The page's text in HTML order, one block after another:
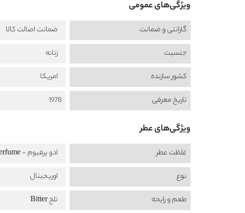
ویژگی‌های عمومی
گارانتی و ضمانت
ضمانت اصالت کالا
جنسیت
زنانه
کشور سازنده
امریکا
تاریخ معرفی
1978
ویژگی‌های عطر
غلظت عطر
ادو پرفیوم - Eau de Perfume
نوع
اوریجینال
طعم‌ و رایحه
تلخ Bitter